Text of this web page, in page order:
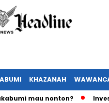
KHAZANAH
mau nonton? Investasi